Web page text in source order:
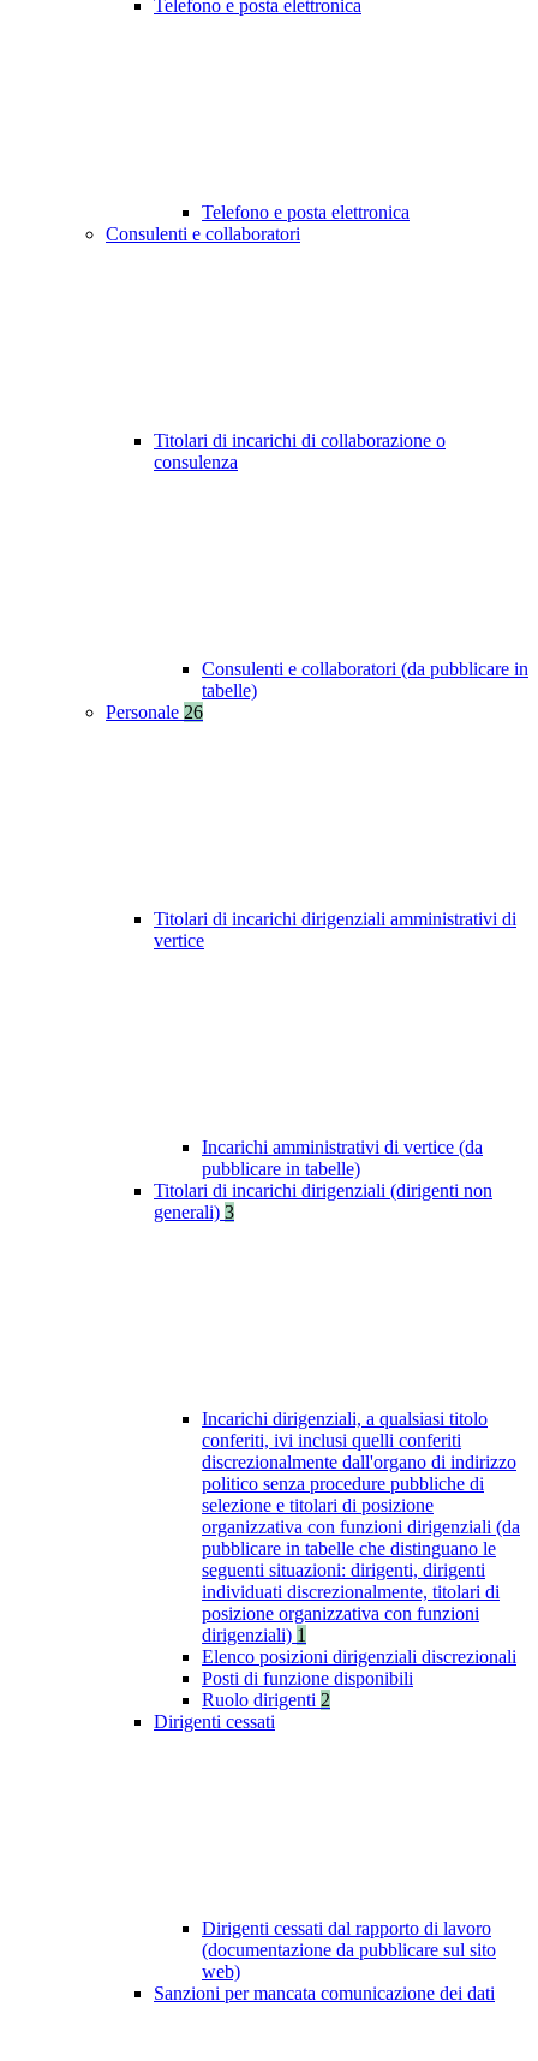
Telefono e posta elettronica
Telefono e posta elettronica
Consulenti e collaboratori
Titolari di incarichi di collaborazione o
consulenza
Consulenti e collaboratori (da pubblicare in
tabelle)
Personale 26
Titolari di incarichi dirigenziali amministrativi di
vertice
Incarichi amministrativi di vertice (da
pubblicare in tabelle)
Titolari di incarichi dirigenziali (dirigenti non
generali) 3
Incarichi dirigenziali, a qualsiasi titolo
conferiti, ivi inclusi quelli conferiti
discrezionalmente dall'organo di indirizzo
politico senza procedure pubbliche di
selezione e titolari di posizione
organizzativa con funzioni dirigenziali (da
pubblicare in tabelle che distinguano le
seguenti situazioni: dirigenti, dirigenti
individuati discrezionalmente, titolari di
posizione organizzativa con funzioni
dirigenziali) 1
Elenco posizioni dirigenziali discrezionali
Posti di funzione disponibili
Ruolo dirigenti 2
Dirigenti cessati
Dirigenti cessati dal rapporto di lavoro
(documentazione da pubblicare sul sito
web)
Sanzioni per mancata comunicazione dei dati